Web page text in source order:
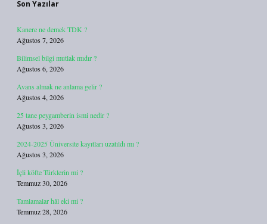
Son Yazılar
Kanere ne demek TDK ?
Ağustos 7, 2026
Bilimsel bilgi mutlak mıdır ?
Ağustos 6, 2026
Avans almak ne anlama gelir ?
Ağustos 4, 2026
25 tane peygamberin ismi nedir ?
Ağustos 3, 2026
2024-2025 Üniversite kayıtları uzatıldı mı ?
Ağustos 3, 2026
İçli köfte Türklerin mi ?
Temmuz 30, 2026
Tamlamalar hâl eki mi ?
Temmuz 28, 2026